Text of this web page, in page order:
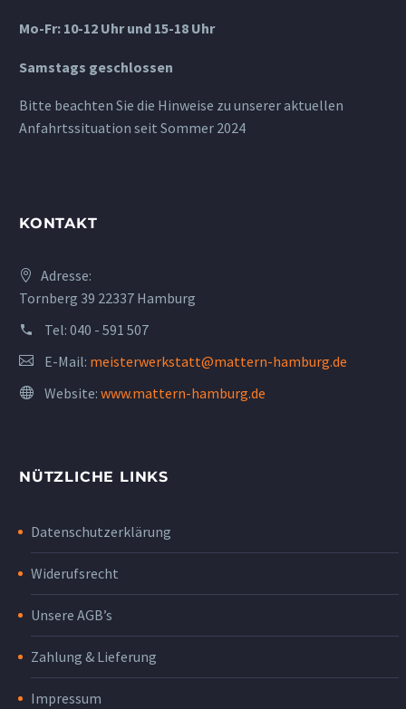
Mo-Fr: 10-12 Uhr und 15-18 Uhr
Samstags geschlossen
Bitte beachten Sie die Hinweise zu unserer aktuellen
Anfahrtssituation seit Sommer 2024
KONTAKT
Adresse:
Tornberg 39 22337 Hamburg
Tel: 040 - 591 507
E-Mail: meisterwerkstatt@mattern-hamburg.de
Website: www.mattern-hamburg.de
NÜTZLICHE LINKS
Datenschutzerklärung
Widerufsrecht
Unsere AGB’s
Zahlung & Lieferung
Impressum